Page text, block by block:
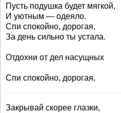
Пусть подушка будет мягкой,
И уютным — одеяло.
Спи спокойно, дорогая,
За день сильно ты устала.
Отдохни от дел насущных
Спи спокойно, дорогая,
Закрывай скорее глазки,